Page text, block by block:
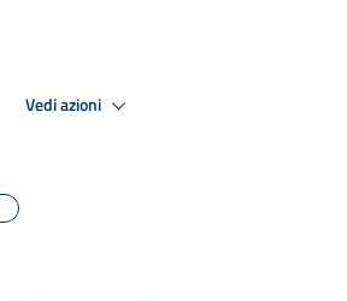
Vedi azioni